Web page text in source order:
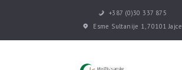
+387 (0)30 337 875
Esme Sultanije 1, 70101 Jajce